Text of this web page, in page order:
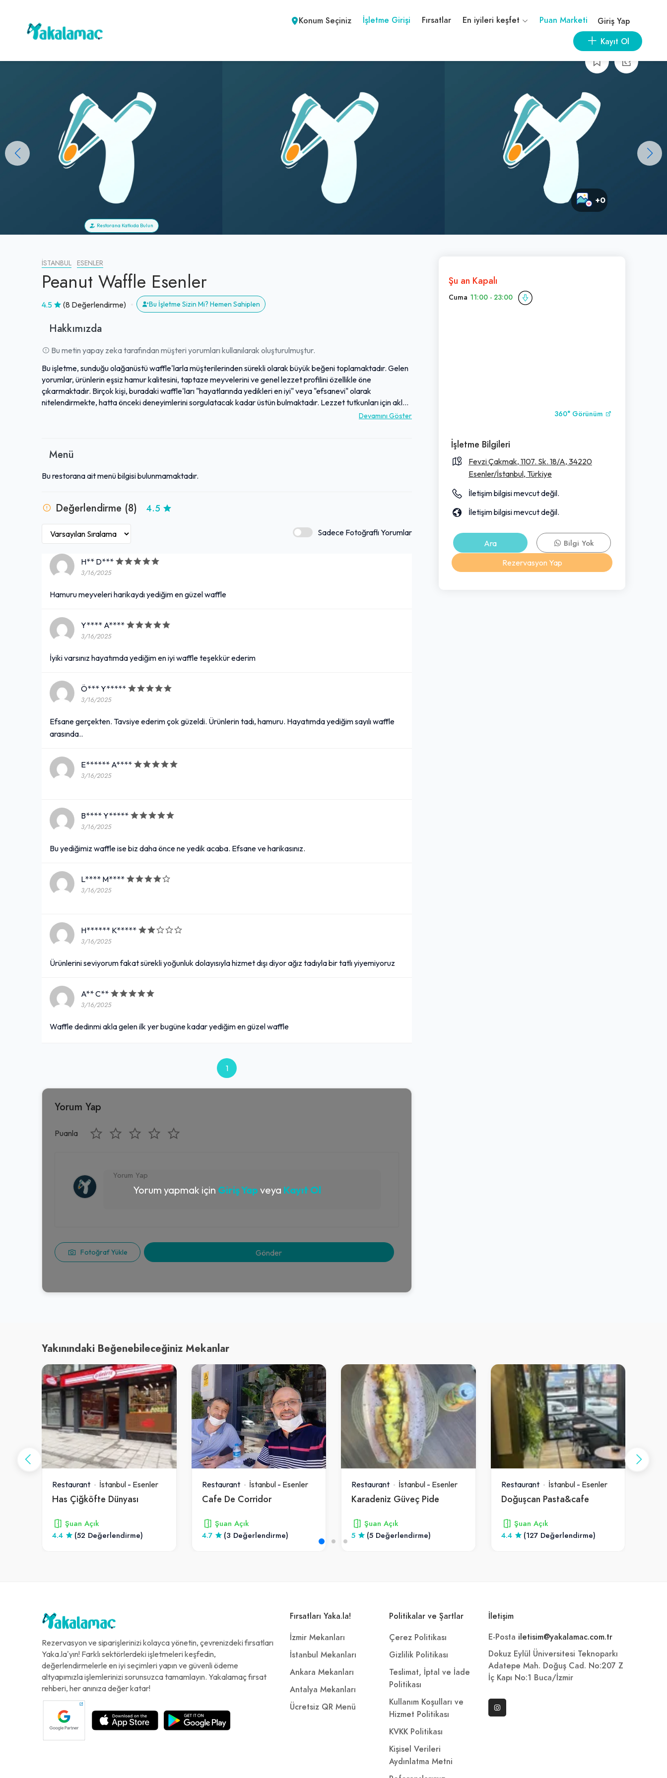
Konum Seçiniz İşletme Girişi Fırsatlar En iyileri keşfet Puan Marketi
Giriş Yap
Kayıt Ol
+0
Restorana Katkıda Bulun
İSTANBUL ESENLER
Peanut Waffle Esenler
4.5 (8 Değerlendirme) Bu İşletme Sizin Mi? Hemen Sahiplen
Hakkımızda
Bu metin yapay zeka tarafından müşteri yorumları kullanılarak oluşturulmuştur.
Bu işletme, sunduğu olağanüstü waffle'larla müşterilerinden sürekli olarak büyük beğeni toplamaktadır. Gelen
yorumlar, ürünlerin eşsiz hamur kalitesini, taptaze meyvelerini ve genel lezzet profilini özellikle öne
çıkarmaktadır. Birçok kişi, buradaki waffle'ları "hayatlarında yedikleri en iyi" veya "efsanevi" olarak
nitelendirmekte, hatta önceki deneyimlerini sorgulatacak kadar üstün bulmaktadır. Lezzet tutkunları için akla
gelen ilk yerlerden biri haline gelmiş, benzersiz ve unutulmaz bir tatlı deneyimi sunmaktadır. Yüksek talep
Devamını Göster
Menü
Bu restorana ait menü bilgisi bulunmamaktadır.
Değerlendirme (8) 4.5
Sadece Fotoğraflı Yorumlar
H** D***
3/16/2025
Hamuru meyveleri harikaydı yediğim en güzel waffle
Y**** A****
3/16/2025
İyiki varsınız hayatımda yediğim en iyi waffle teşekkür ederim
Ö*** Y*****
3/16/2025
Efsane gerçekten. Tavsiye ederim çok güzeldi. Ürünlerin tadı, hamuru. Hayatımda yediğim sayılı waffle
arasında..
E****** A****
3/16/2025
B**** Y*****
3/16/2025
Bu yediğimiz waffle ise biz daha önce ne yedik acaba. Efsane ve harikasınız.
L**** M****
3/16/2025
H****** K*****
3/16/2025
Ürünlerini seviyorum fakat sürekli yoğunluk dolayısıyla hizmet dışı diyor ağız tadıyla bir tatlı yiyemiyoruz
A** C**
3/16/2025
Waffle dedinmi akla gelen ilk yer bugüne kadar yediğim en güzel waffle
1
Yorum Yap
Puanla
Fotoğraf Yükle
Yorum yapmak için Giriş Yap veya Kayıt Ol
Şu an Kapalı
Cuma 11:00 - 23:00
360° Görünüm
İşletme Bilgileri
Fevzi Çakmak, 1107. Sk. 18/A, 34220
Esenler/İstanbul, Türkiye
İletişim bilgisi mevcut değil.
İletişim bilgisi mevcut değil.
Ara
Bilgi Yok
Rezervasyon Yap
Yakınındaki Beğenebileceğiniz Mekanlar
Restaurant İstanbul - Esenler
Has Çiğköfte Dünyası
Şuan Açık
4.4
(52 Değerlendirme)
Restaurant İstanbul- Esenler
Cafe De Corridor
Şuan Açık
4.7
(3 Değerlendirme)
Restaurant İstanbul - Esenler
Karadeniz Güveç Pide
Şuan Açık
5
(5 Değerlendirme)
Restaurant İstanbul- Esenler
Doğuşcan Pasta&cafe
Şuan Açık
4.4
(127 Değerlendirme)
Rezervasyon ve siparişlerinizi kolayca yönetin, çevrenizdeki fırsatları
Yaka.la'yın! Farklı sektörlerdeki işletmeleri keşfedin,
değerlendirmelerle en iyi seçimleri yapın ve güvenli ödeme
altyapımızla işlemlerinizi sorunsuzca tamamlayın. Yakalamaç fırsat
rehberi, her anınıza değer katar!
Fırsatları Yaka.la!
İzmir Mekanları
İstanbul Mekanları
Ankara Mekanları
Antalya Mekanları
Ücretsiz QR Menü
Politikalar ve Şartlar
Çerez Politikası
Gizlilik Politikası
Teslimat, İptal ve İade
Politikası
Kullanım Koşulları ve
Hizmet Politikası
KVKK Politikası
Kişisel Verileri
Aydınlatma Metni
İletişim
E-Posta iletisim@yakalamac.com.tr
Dokuz Eylül Üniversitesi Teknoparkı
Adatepe Mah. Doğuş Cad. No:207 Z
İç Kapı No:1 Buca/İzmir